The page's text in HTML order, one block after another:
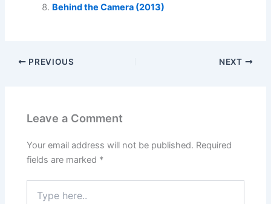
Behind the Camera (2013)
PREVIOUS NEXT
Leave a Comment
Your email address will not be published. Required
fields are marked *
here..